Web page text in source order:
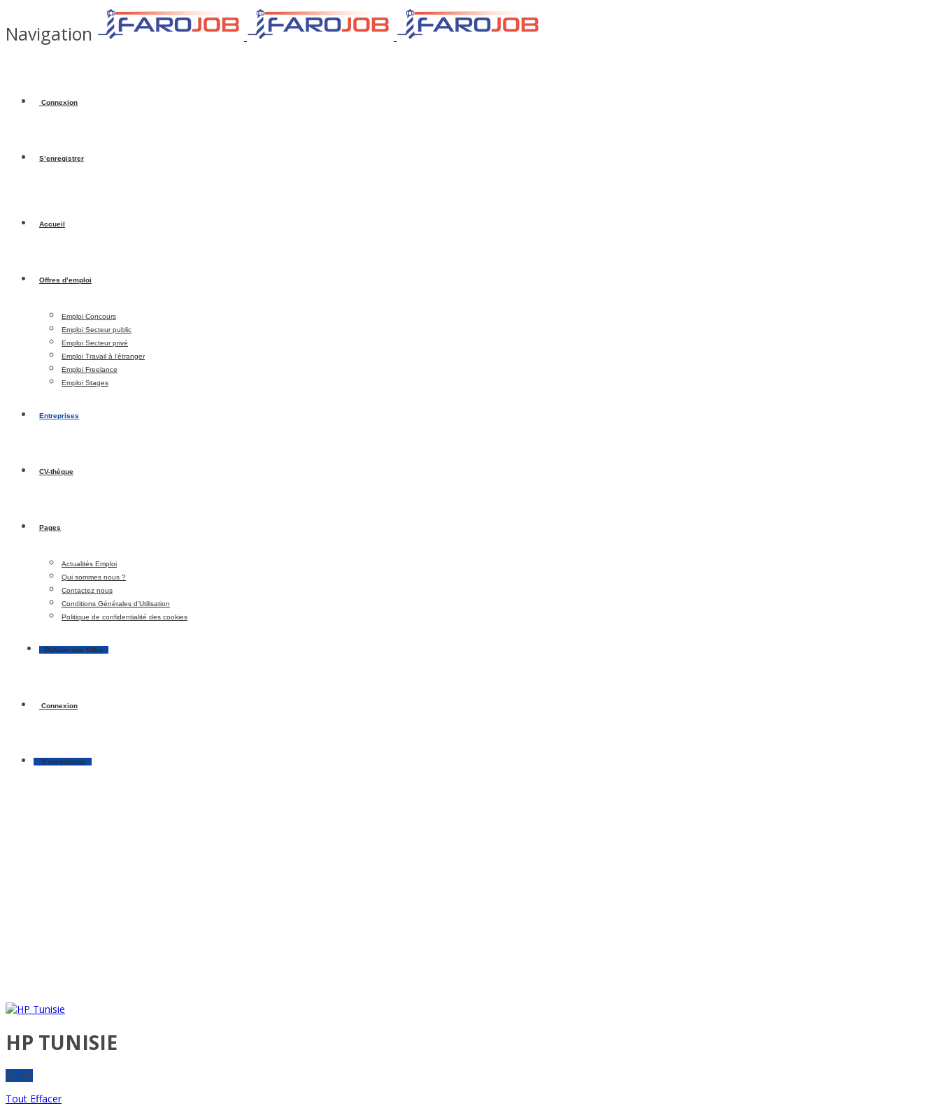
Navigation
Connexion
S’enregistrer
Accueil
Offres d’emploi
Emploi Concours
Emploi Secteur public
Emploi Secteur privé
Emploi Travail à l’étranger
Emploi Freelance
Emploi Stages
Entreprises
CV-thèque
Pages
Actualités Emploi
Qui sommes nous ?
Contactez nous
Conditions Générales d’Utilisation
Politique de confidentialité des cookies
Publier une Offre
Connexion
S’enregistrer
HP TUNISIE
Suivre
Tout Effacer